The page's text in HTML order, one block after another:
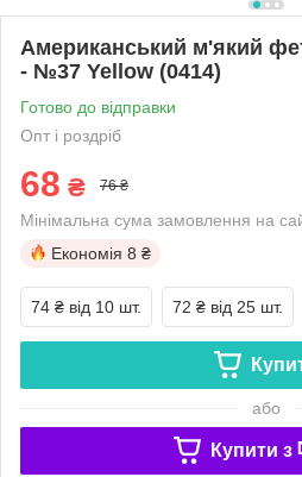
Американський м'який
- №37 Yellow (0414)
Готово до відправки
Опт і роздріб
68 ₴ 76 ₴
Мінімальна сума замовлення на
Економія 8 ₴
74 ₴ від 10 шт. 72 ₴ від 25 шт.
або
Купити з